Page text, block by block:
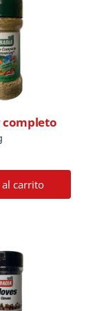
completo
carrito